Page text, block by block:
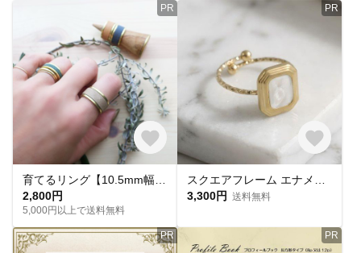
PR
2,800円
5,000円以上で送料無料
PR
3,300円 送料無料
PR PR